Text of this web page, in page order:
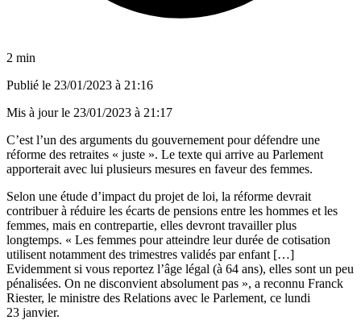
2 min
Publié le 23/01/2023 à 21:16
Mis à jour le 23/01/2023 à 21:17
C’est l’un des arguments du gouvernement pour défendre une
réforme des retraites « juste ». Le texte qui arrive au Parlement
apporterait avec lui plusieurs mesures en faveur des femmes.
Selon une étude d’impact du projet de loi, la réforme devrait
contribuer à réduire les écarts de pensions entre les hommes et les
femmes, mais en contrepartie, elles devront travailler plus
longtemps. « Les femmes pour atteindre leur durée de cotisation
utilisent notamment des trimestres validés par enfant […]
Evidemment si vous reportez l’âge légal (à 64 ans), elles sont un peu
pénalisées. On ne disconvient absolument pas », a reconnu Franck
Riester, le ministre des Relations avec le Parlement, ce lundi
23 janvier.